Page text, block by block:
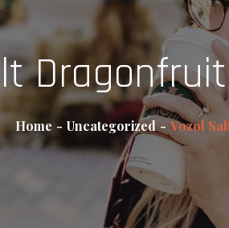
Home Uncategorized Vozol